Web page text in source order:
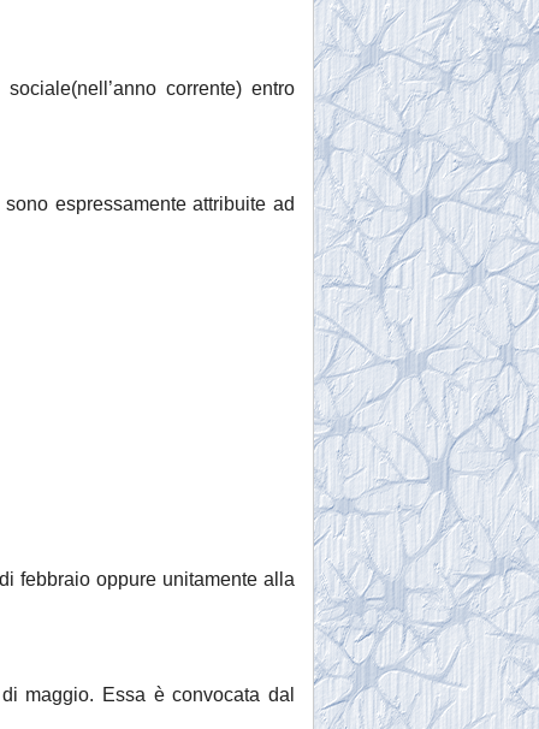
corrente) entro
espressamente attribuite ad
febbraio oppure unitamente alla
maggio. Essa è convocata dal